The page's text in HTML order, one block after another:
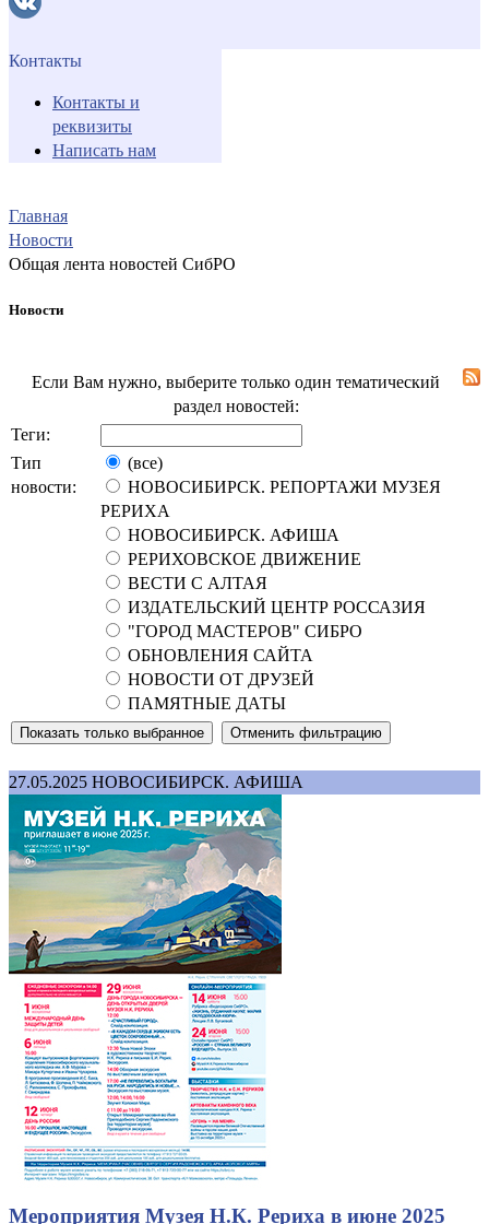
Контакты
Контакты и
реквизиты
Написать нам
Главная
Новости
Общая лента новостей СибРО
Новости
Если Вам нужно, выберите только один тематический
раздел новостей:
Теги:
Тип
новости:
(все)
НОВОСИБИРСК. РЕПОРТАЖИ МУЗЕЯ
РЕРИХА
НОВОСИБИРСК. АФИША
РЕРИХОВСКОЕ ДВИЖЕНИЕ
ВЕСТИ С АЛТАЯ
ИЗДАТЕЛЬСКИЙ ЦЕНТР РОССАЗИЯ
"ГОРОД МАСТЕРОВ" СИБРО
ОБНОВЛЕНИЯ САЙТА
НОВОСТИ ОТ ДРУЗЕЙ
ПАМЯТНЫЕ ДАТЫ
27.05.2025 НОВОСИБИРСК. АФИША
Мероприятия Музея Н.К. Рериха в июне 2025